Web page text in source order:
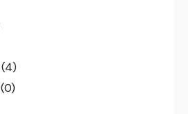
(4)
(0)